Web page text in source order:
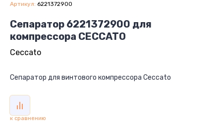
Артикул: 6221372900
Сепаратор 6221372900 для
компрессора CECCATO
Ceccato
Сепаратор для винтового компрессора Ceccato
к сравнению